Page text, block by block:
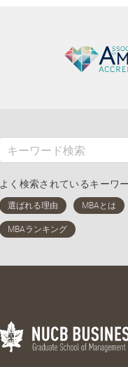
よく検索されているキーワ